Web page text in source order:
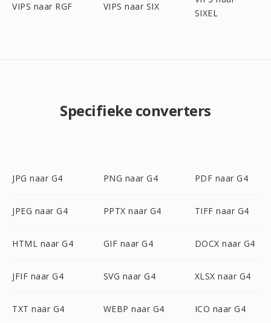
VIPS naar RGF VIPS naar SIX
SIXEL
Specifieke converters
JPG naar G4 PNG naar G4 PDF naar G4
JPEG naar G4 PPTX naar G4 TIFF naar G4
HTML naar G4 GIF naar G4 DOCX naar G4
JFIF naar G4 SVG naar G4 XLSX naar G4
TXT naar G4 WEBP naar G4 ICO naar G4